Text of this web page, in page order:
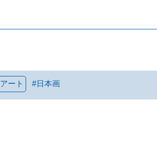
アート #日本画